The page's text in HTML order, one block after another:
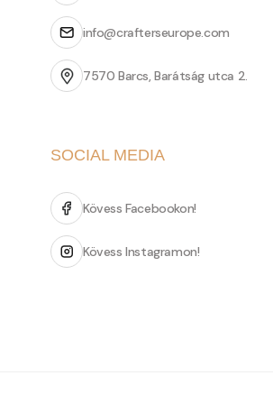
info@crafterseurope.com
7570 Barcs, Barátság utca 2.
SOCIAL MEDIA
Kövess Facebookon!
Kövess Instagramon!